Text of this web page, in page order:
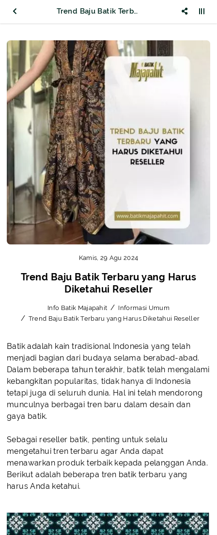
Trend Baju Batik Terbaru yang Harus Diketahui Reseller
Kamis, 29 Agu 2024
Trend Baju Batik Terbaru yang Harus
Diketahui Reseller
Info Batik Majapahit
Informasi Umum
Trend Baju Batik Terbaru yang Harus Diketahui Reseller
Batik adalah kain tradisional Indonesia yang telah
menjadi bagian dari budaya selama berabad-abad.
Dalam beberapa tahun terakhir, batik telah mengalami
kebangkitan popularitas, tidak hanya di Indonesia
tetapi juga di seluruh dunia. Hal ini telah mendorong
munculnya berbagai tren baru dalam desain dan
gaya batik.
Sebagai reseller batik, penting untuk selalu
mengetahui tren terbaru agar Anda dapat
menawarkan produk terbaik kepada pelanggan Anda.
Berikut adalah beberapa tren batik terbaru yang
harus Anda ketahui.